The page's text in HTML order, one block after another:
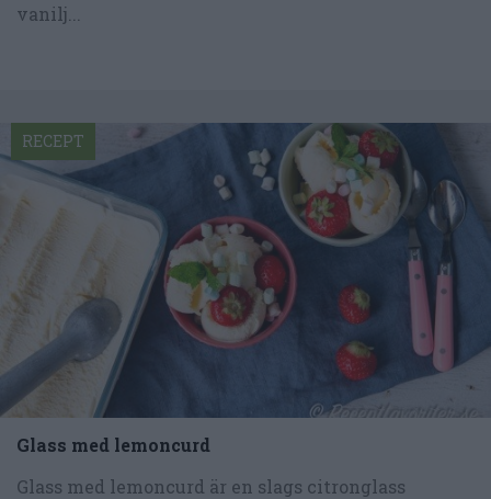
vanilj...
Glass med lemoncurd
Glass med lemoncurd är en slags citronglass
RECEPT